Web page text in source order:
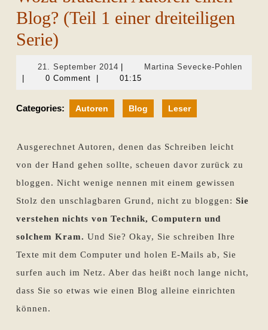
Blog? (Teil 1 einer dreiteiligen
Serie)
21. September 2014 21.
September
Martina Sevecke-Pohlen
0 Comment 01:15
Categories: Autoren Blog Leser
Ausgerechnet Autoren, denen das Schreiben leicht
von der Hand gehen sollte, scheuen davor zurück zu
bloggen. Nicht wenige nennen mit einem gewissen
Stolz den unschlagbaren Grund, nicht zu bloggen: Sie
verstehen nichts von Technik, Computern und
solchem Kram. Und Sie? Okay, Sie schreiben Ihre
Texte mit dem Computer und holen E-Mails ab, Sie
surfen auch im Netz. Aber das heißt noch lange nicht,
dass Sie so etwas wie einen Blog alleine einrichten
können.